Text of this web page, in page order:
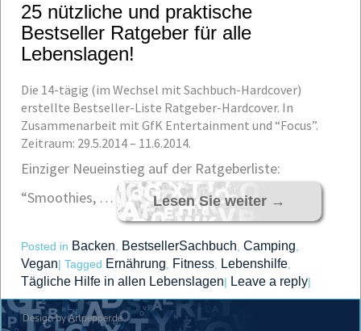
25 nützliche und praktische
Bestseller Ratgeber für alle
Lebenslagen!
Die 14-tägig (im Wechsel mit Sachbuch-Hardcover)
erstellte Bestseller-Liste Ratgeber-Hardcover. In
Zusammenarbeit mit GfK Entertainment und “Focus”.
Zeitraum: 29.5.2014 – 11.6.2014.
Einziger Neueinstieg auf der Ratgeberliste:
“Smoothies, …
Lesen Sie weiter →
Posted in Backen BestsellerSachbuch Camping
Vegan| Tagged Ernährung Fitness Lebenshilfe
Tägliche Hilfe in allen Lebenslagen| Leave a reply|
Design by Artpepper.de